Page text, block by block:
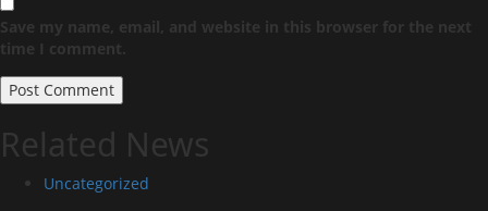
Save my name, email, and website in this browser for the next
time I comment.
Related News
Uncategorized